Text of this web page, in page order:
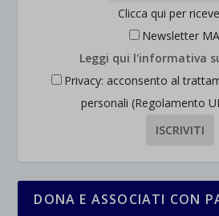
Clicca qui per
Newsletter
Leggi qui l'informativa
Privacy: acconsento al
personali (Regolamento
DONA E ASSOCIATI CON